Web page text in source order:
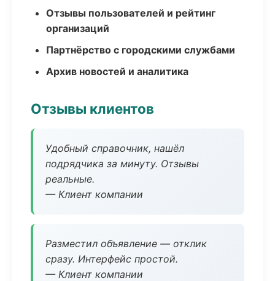
Отзывы пользователей и рейтинг
организаций
Партнёрство с городскими службами
Архив новостей и аналитика
Отзывы клиентов
Удобный справочник, нашёл
подрядчика за минуту. Отзывы
реальные.
— Клиент компании
Разместил объявление — отклик
сразу. Интерфейс простой.
— Клиент компании